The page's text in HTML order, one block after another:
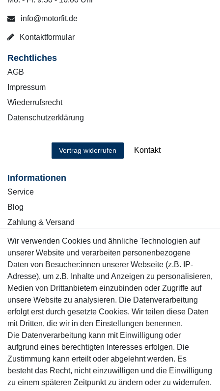
info@motorfit.de
Kontaktformular
Rechtliches
AGB
Impressum
Wiederrufsrecht
Datenschutzerklärung
Vertrag widerrufen Kontakt
Informationen
Service
Blog
Zahlung & Versand
Sicher einkaufen
Mitglied
Motor-Fit
© Copyright 2026 | Alle Rechte vorbehalten.
Wir verwenden Cookies und ähnliche Technologien auf
unserer Website und verarbeiten personenbezogene
Daten von Besucher:innen unserer Webseite (z.B. IP-
Adresse), um z.B. Inhalte und Anzeigen zu personalisieren,
Medien von Drittanbietern einzubinden oder Zugriffe auf
unsere Website zu analysieren. Die Datenverarbeitung
erfolgt erst durch gesetzte Cookies. Wir teilen diese Daten
mit Dritten, die wir in den Einstellungen benennen.
Die Datenverarbeitung kann mit Einwilligung oder
aufgrund eines berechtigten Interesses erfolgen. Die
Zustimmung kann erteilt oder abgelehnt werden. Es
besteht das Recht, nicht einzuwilligen und die Einwilligung
zu einem späteren Zeitpunkt zu ändern oder zu widerrufen.